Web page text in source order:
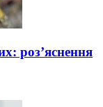
роз’яснення